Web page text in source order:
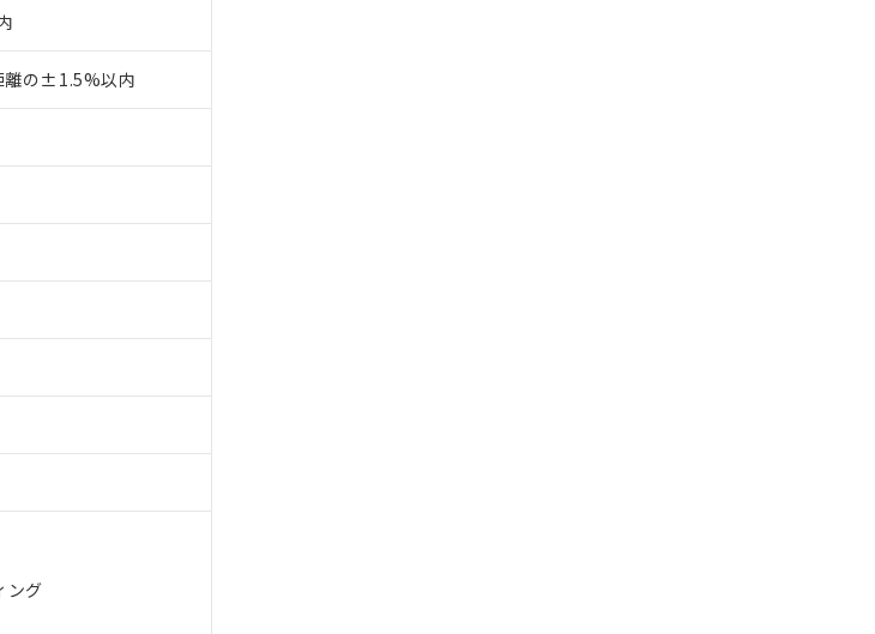
離の±1.5%以内
ング
された部品リストについて、当社および当社の共同利用者
同利用に関して"
できます。
で、過去に遡って非含有を証明するものではありません。
の対応では、対応完了までの期間は出荷製品に未対応品が
りました。
ることから、特段のことがない限り、2022年1月12日よ
わせください。